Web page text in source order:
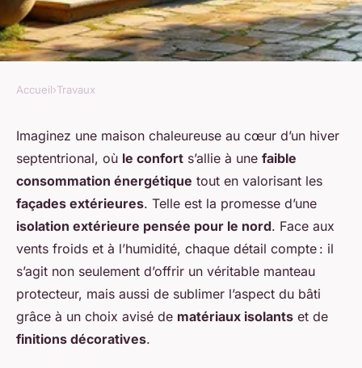
Isolation extérieure nord :
réinventer la performance
thermique et l'esthétique de
vos façades
Mathis • 11 février 2026•6 min de lecture
Accueil›Travaux
Imaginez une maison chaleureuse au cœur d’un hiver
septentrional, où le confort s’allie à une faible
consommation énergétique tout en valorisant les
façades extérieures. Telle est la promesse d’une
isolation extérieure pensée pour le nord. Face aux
vents froids et à l’humidité, chaque détail compte : il
s’agit non seulement d’offrir un véritable manteau
protecteur, mais aussi de sublimer l’aspect du bâti
grâce à un choix avisé de matériaux isolants et de
finitions décoratives.